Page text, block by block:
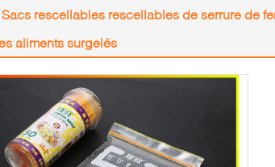
rescellables rescellables de serrure de
aliments surgelés